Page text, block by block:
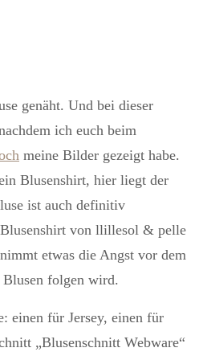
genäht. Und bei dieser
ich euch beim
meine Bilder gezeigt habe.
Blusenshirt, hier liegt der
ist auch definitiv
Blusenshirt von llillesol & pelle
etwas die Angst vor dem
folgen wird.
einen für Jersey, einen für
„Blusenschnitt Webware“